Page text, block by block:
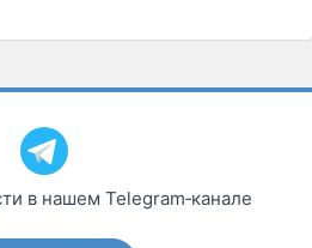
в нашем Telegram‑канале